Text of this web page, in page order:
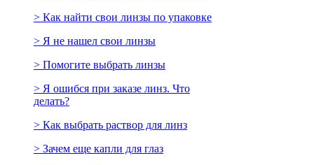
> Как найти свои линзы по упаковке
> Я не нашел свои линзы
> Помогите выбрать линзы
> Я ошибся при заказе линз. Что
делать?
> Как выбрать раствор для линз
> Зачем еще капли для глаз